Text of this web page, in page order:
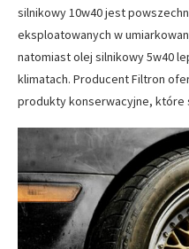
silnikowy 10w40 jest
eksploatowanych w
natomiast olej silnikowy 5w40
klimatach. Producent Filtron
produkty konserwacyjne, które